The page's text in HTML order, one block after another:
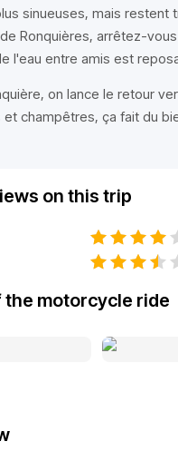
sinueuses, mais restent
Ronquières, arrêtez-
l'eau entre amis est
on lance le retour
champêtres, ça fait du
on this trip
the motorcycle ride